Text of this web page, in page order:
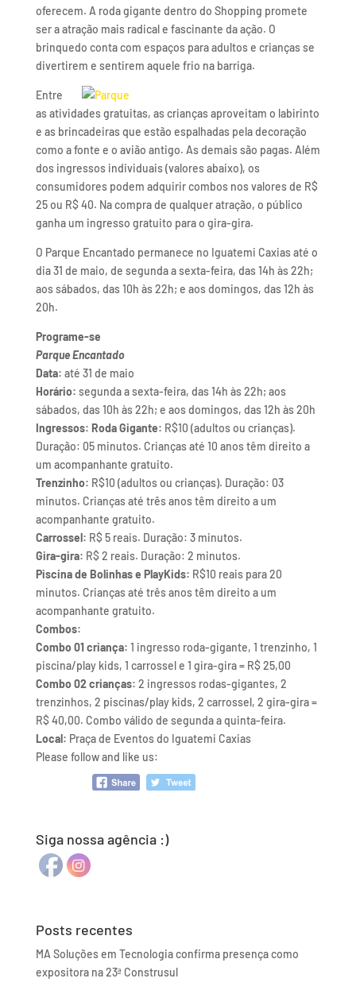
oferecem. A roda gigante dentro do Shopping promete
ser a atração mais radical e fascinante da ação. O
brinquedo conta com espaços para adultos e crianças se
divertirem e sentirem aquele frio na barriga.
Entre
as atividades gratuitas, as crianças aproveitam o labirinto
e as brincadeiras que estão espalhadas pela decoração
como a fonte e o avião antigo. As demais são pagas. Além
dos ingressos individuais (valores abaixo), os
consumidores podem adquirir combos nos valores de R$
25 ou R$ 40. Na compra de qualquer atração, o público
ganha um ingresso gratuito para o gira-gira.
O Parque Encantado permanece no Iguatemi Caxias até o
dia 31 de maio, de segunda a sexta-feira, das 14h às 22h;
aos sábados, das 10h às 22h; e aos domingos, das 12h às
20h.
Programe-se
Parque Encantado
Data: até 31 de maio
Horário: segunda a sexta-feira, das 14h às 22h; aos
sábados, das 10h às 22h; e aos domingos, das 12h às 20h
Ingressos: Roda Gigante: R$10 (adultos ou crianças).
Duração: 05 minutos. Crianças até 10 anos têm direito a
um acompanhante gratuito.
Trenzinho: R$10 (adultos ou crianças). Duração: 03
minutos. Crianças até três anos têm direito a um
acompanhante gratuito.
Carrossel: R$ 5 reais. Duração: 3 minutos.
Gira-gira: R$ 2 reais. Duração: 2 minutos.
Piscina de Bolinhas e PlayKids: R$10 reais para 20
minutos. Crianças até três anos têm direito a um
acompanhante gratuito.
Combos:
Combo 01 criança: 1 ingresso roda-gigante, 1 trenzinho, 1
piscina/play kids, 1 carrossel e 1 gira-gira = R$ 25,00
Combo 02 crianças: 2 ingressos rodas-gigantes, 2
trenzinhos, 2 piscinas/play kids, 2 carrossel, 2 gira-gira =
R$ 40,00. Combo válido de segunda a quinta-feira.
Local: Praça de Eventos do Iguatemi Caxias
Please follow and like us:
Siga nossa agência :)
Posts recentes
MA Soluções em Tecnologia confirma presença como
expositora na 23ª Construsul